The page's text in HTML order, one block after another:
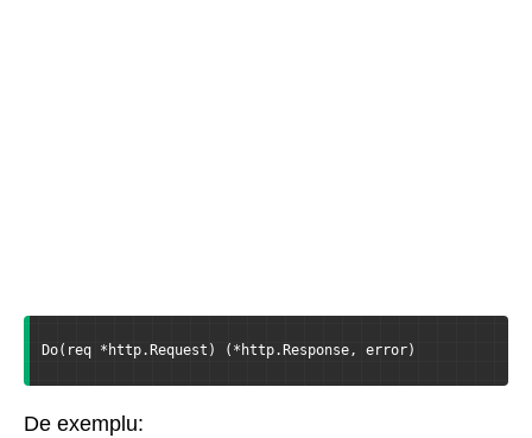
Do(req *http.Request) (*http.Response, error)
De exemplu: